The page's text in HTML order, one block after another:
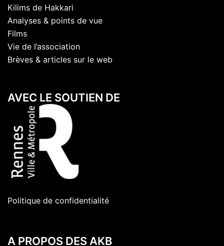
Kilims de Hakkari
Analyses & points de vue
Films
Vie de l’association
Brèves & articles sur le web
AVEC LE SOUTIEN DE
Politique de confidentialité
A PROPOS DES AKB